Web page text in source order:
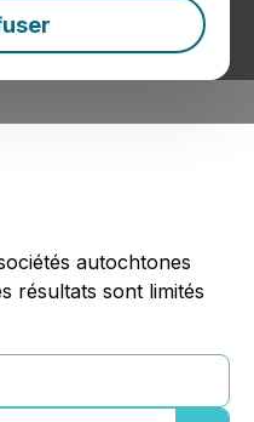
autochtones
résultats sont limités